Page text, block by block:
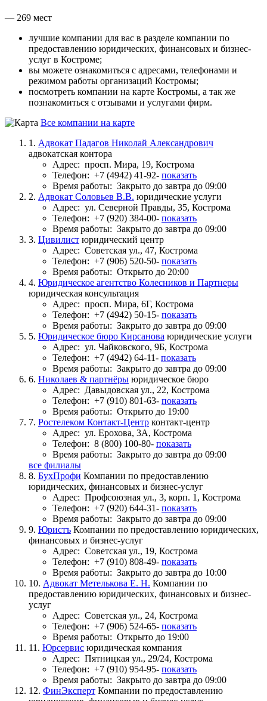
— 269 мест
лучшие компании для вас в разделе компании по
предоставлению юридических, финансовых и бизнес-
услуг в Костроме;
вы можете ознакомиться с адресами, телефонами и
режимом работы организаций Костромы;
посмотреть компании на карте Костромы, а так же
познакомиться с отзывами и услугами фирм.
Все компании на карте
1. Адвокат Падагов Николай Александрович
адвокатская контора
Адрес: просп. Мира, 19, Кострома
Телефон: +7 (4942) 41-92- показать
Время работы: Закрыто до завтра до 09:00
2. Адвокат Соловьев В.В. юридические услуги
Адрес: ул. Северной Правды, 35, Кострома
Телефон: +7 (920) 384-00- показать
Время работы: Закрыто до завтра до 09:00
3. Цивилист юридический центр
Адрес: Советская ул., 47, Кострома
Телефон: +7 (906) 520-50- показать
Время работы: Открыто до 20:00
4. Юридическое агентство Колесников и Партнеры
юридическая консультация
Адрес: просп. Мира, 6Г, Кострома
Телефон: +7 (4942) 50-15- показать
Время работы: Закрыто до завтра до 09:00
5. Юридическое бюро Кирсанова юридические услуги
Адрес: ул. Чайковского, 9Б, Кострома
Телефон: +7 (4942) 64-11- показать
Время работы: Закрыто до завтра до 09:00
6. Николаев & партнёры юридическое бюро
Адрес: Давыдовская ул., 22, Кострома
Телефон: +7 (910) 801-63- показать
Время работы: Открыто до 19:00
7. Ростелеком Контакт-Центр контакт-центр
Адрес: ул. Ерохова, 3А, Кострома
Телефон: 8 (800) 100-80- показать
Время работы: Закрыто до завтра до 09:00
все филиалы
8. БухПрофи Компании по предоставлению
юридических, финансовых и бизнес-услуг
Адрес: Профсоюзная ул., 3, корп. 1, Кострома
Телефон: +7 (920) 644-31- показать
Время работы: Закрыто до завтра до 09:00
9. Юристъ Компании по предоставлению юридических,
финансовых и бизнес-услуг
Адрес: Советская ул., 19, Кострома
Телефон: +7 (910) 808-49- показать
Время работы: Закрыто до завтра до 10:00
10. Адвокат Метелькова Е. Н. Компании по
предоставлению юридических, финансовых и бизнес-
услуг
Адрес: Советская ул., 24, Кострома
Телефон: +7 (906) 524-65- показать
Время работы: Открыто до 19:00
11. Юрсервис юридическая компания
Адрес: Пятницкая ул., 29/24, Кострома
Телефон: +7 (910) 954-95- показать
Время работы: Закрыто до завтра до 09:00
12. ФинЭксперт Компании по предоставлению